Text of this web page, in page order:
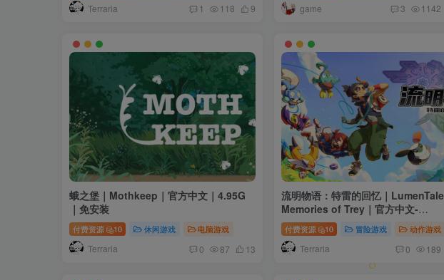
Terraria 1 118 9 game 3 1142
蛾之堡｜Mothkeep｜官方中文｜4.95G
｜免安装
付费资源 10 休闲游戏 电脑游戏
Terraria 0 87 13
流明物语：特雷的回忆｜LumenTale
Memories of Trey｜官方中文-
v1.0.0.4.1313｜4.20G｜免安装
付费资源 10 冒险游戏 动作游戏
Terraria 0 189